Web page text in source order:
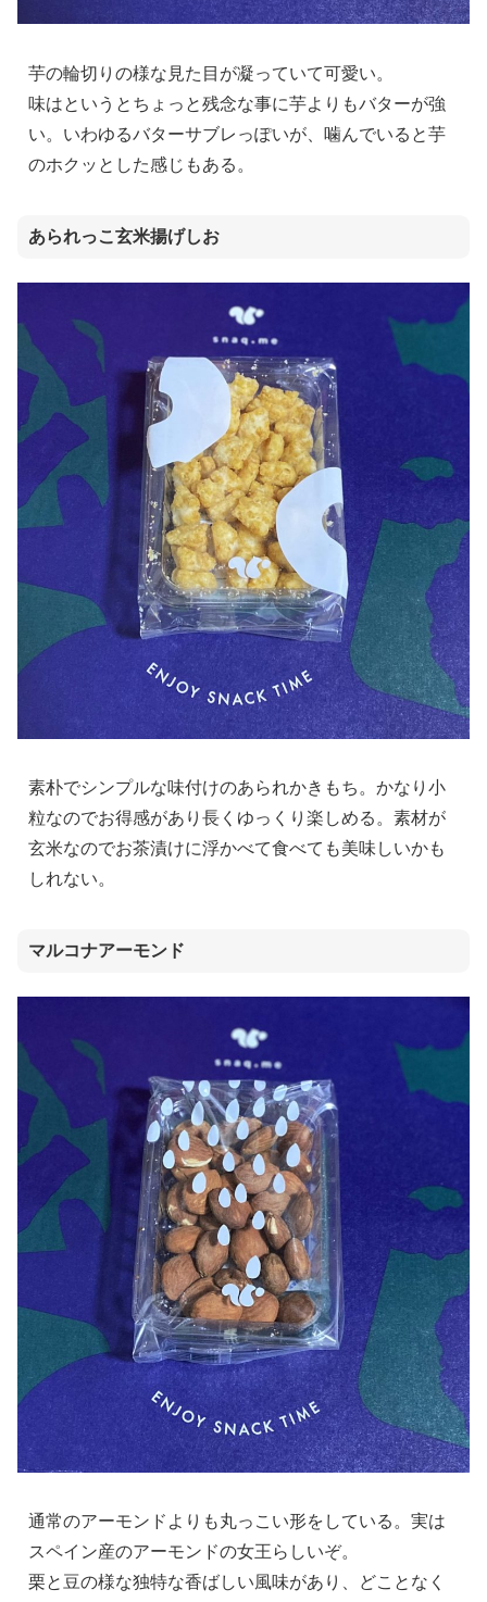
芋の輪切りの様な見た目が凝っていて可愛い。
味はというとちょっと残念な事に芋よりもバターが強
い。いわゆるバターサブレっぽいが、噛んでいると芋
のホクッとした感じもある。
あられっこ玄米揚げしお
素朴でシンプルな味付けのあられかきもち。かなり小
粒なのでお得感があり長くゆっくり楽しめる。素材が
玄米なのでお茶漬けに浮かべて食べても美味しいかも
しれない。
マルコナアーモンド
通常のアーモンドよりも丸っこい形をしている。実は
スペイン産のアーモンドの女王らしいぞ。
栗と豆の様な独特な香ばしい風味があり、どことなく